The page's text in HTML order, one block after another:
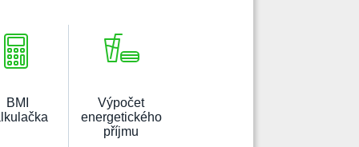
BMI
Výpočet
energetického
příjmu